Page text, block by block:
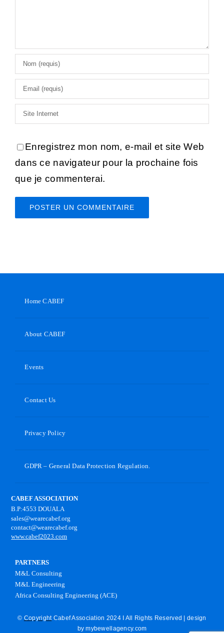
Enregistrez mon nom, e-mail et site Web
dans ce navigateur pour la prochaine fois
que je commenterai.
Home CABEF
About CABEF
Events
Contact Us
Privacy Policy
GDPR – General Data Protection Regulation.
CABEF ASSOCIATION
B.P:4553 DOUALA
sales@wearecabef.org
contact@wearecabef.org
www.cabef2023.com
PARTNERS
M&L Consulting
M&L Engineering
Africa Consulting Engineering (ACE)
© CopyrightCabef Association 2024 I All Rights Reserved | design
bymybewellagency.com